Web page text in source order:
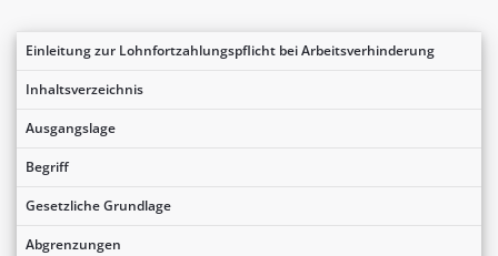
Einleitung zur Lohnfortzahlungspflicht bei Arbeitsverhinderung
Inhaltsverzeichnis
Ausgangslage
Begriff
Gesetzliche Grundlage
Abgrenzungen